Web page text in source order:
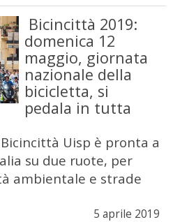
Bicincittà 2019:
domenica 12
maggio, giornata
nazionale della
bicicletta, si
pedala in tutta
Bicincittà Uisp è pronta a
su due ruote, per
ambientale e strade
5 aprile 2019